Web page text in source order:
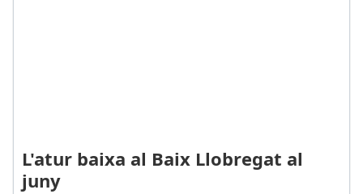
L'atur baixa al Baix Llobregat al
juny